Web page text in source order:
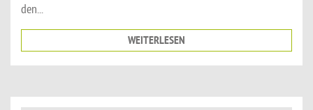
den...
WEITERLESEN